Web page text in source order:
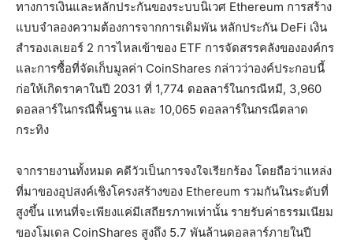
ทางการเงินและหลักประกันของระบบนิเวศ Ethereum การสร้าง
แบบจำลองความต้องการจากการเดิมพัน หลักประกัน DeFi เงิน
สำรองเลเยอร์ 2 การไหลเข้าของ ETF การจัดสรรคลังขององค์กร
และการซื้อที่จัดเก็บมูลค่า CoinShares กล่าวว่าองค์ประกอบนี้
ก่อให้เกิดราคาในปี 2031 ที่ 1,774 ดอลลาร์ในกรณีหมี, 3,960
ดอลลาร์ในกรณีพื้นฐาน และ 10,065 ดอลลาร์ในกรณีตลาด
กระทิง
จากรายงานทั้งหมด คดีวัวเป็นการจงใจเรียกร้อง โดยถือว่าแหล่ง
ที่มาของอุปสงค์เชิงโครงสร้างของ Ethereum รวมกันในระดับที่
สูงขึ้น แทนที่จะเพียงแค่มีเสถียรภาพเท่านั้น รายรับค่าธรรมเนียม
ของโมเดล CoinShares สูงถึง 5.7 พันล้านดอลลาร์ภายในปี